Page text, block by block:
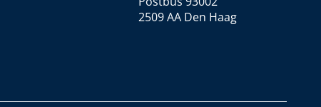
2509 AA Den Haag